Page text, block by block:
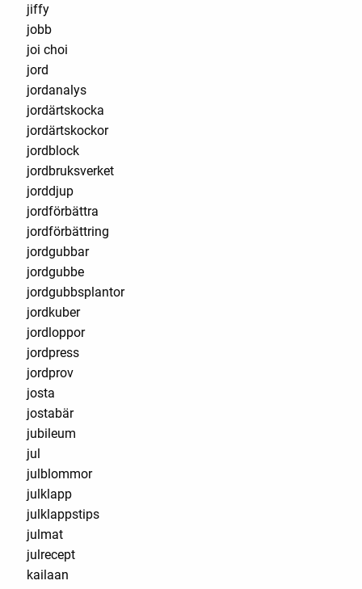
jiffy
jobb
joi choi
jord
jordanalys
jordärtskocka
jordärtskockor
jordblock
jordbruksverket
jorddjup
jordförbättra
jordförbättring
jordgubbar
jordgubbe
jordgubbsplantor
jordkuber
jordloppor
jordpress
jordprov
josta
jostabär
jubileum
jul
julblommor
julklapp
julklappstips
julmat
julrecept
kailaan